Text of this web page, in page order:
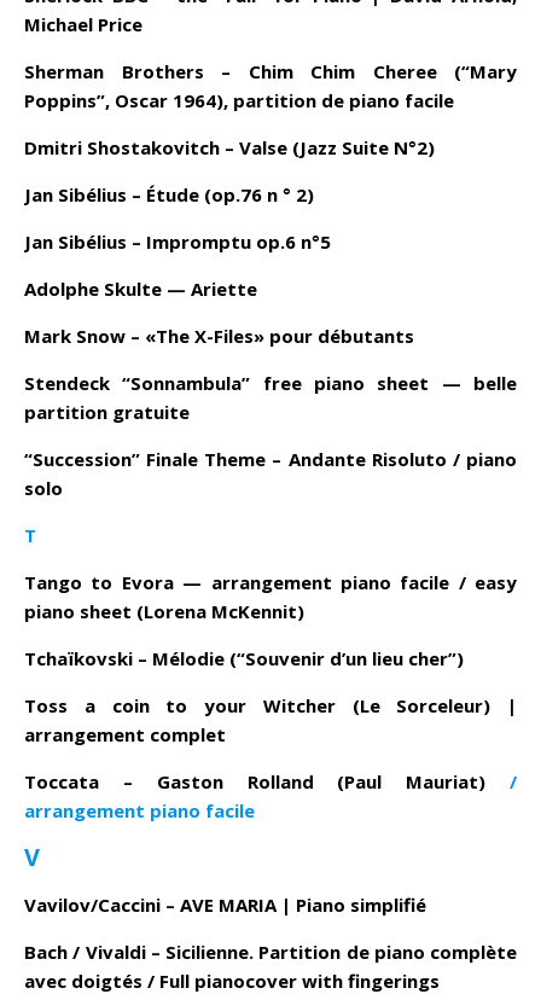
Michael Price
Sherman Brothers – Chim Chim Cheree (“Mary
Poppins”, Oscar 1964), partition de piano facile
Dmitri Shostakovitch – Valse (Jazz Suite N°2)
Jan Sibélius – Étude (op.76 n ° 2)
Jan Sibélius – Impromptu op.6 n°5
Adolphe Skulte — Ariette
Mark Snow – «The X-Files» pour débutants
Stendeck “Sonnambula” free piano sheet — belle
partition gratuite
“Succession” Finale Theme – Andante Risoluto / piano
solo
T
Tango to Evora — arrangement piano facile / easy
piano sheet (Lorena McKennit)
Tchaïkovski – Mélodie (“Souvenir d’un lieu cher”)
Toss a coin to your Witcher (Le Sorceleur) |
arrangement complet
Toccata – Gaston Rolland (Paul Mauriat)/
arrangement piano facile
V
Vavilov/Caccini – AVE MARIA | Piano simplifié
Bach / Vivaldi – Sicilienne. Partition de piano complète
avec doigtés / Full pianocover with fingerings